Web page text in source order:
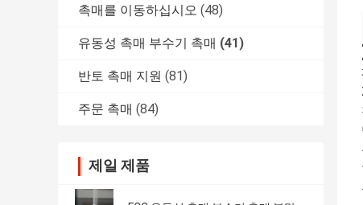
촉매를 이동하십시오 (48)
유동성 촉매 부수기 촉매 (41)
반토 촉매 지원 (81)
주문 촉매 (84)
제일 제품